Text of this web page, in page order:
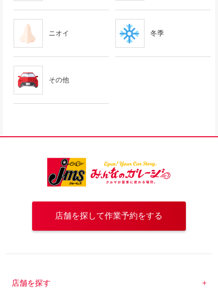
ニオイ 冬季
その他
店舗を探して作業予約をする
店舗を探す